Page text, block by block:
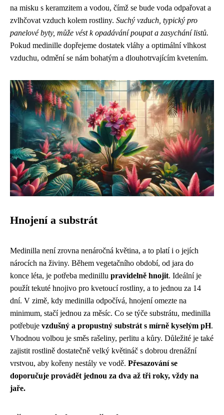
na misku s keramzitem a vodou, čímž se bude voda odpařovat a
zvlhčovat vzduch kolem rostliny. Suchý vzduch, typický pro
panelové byty, může vést k opadávání poupat a zasychání listů.
Pokud medinille dopřejeme dostatek vláhy a optimální vlhkost
vzduchu, odmění se nám bohatým a dlouhotrvajícím kvetením.
Hnojení a substrát
Medinilla není zrovna nenáročná květina, a to platí i o jejích
nárocích na živiny. Během vegetačního období, od jara do
konce léta, je potřeba medinillu pravidelně hnojit. Ideální je
použít tekuté hnojivo pro kvetoucí rostliny, a to jednou za 14
dní. V zimě, kdy medinilla odpočívá, hnojení omezte na
minimum, stačí jednou za měsíc. Co se týče substrátu, medinilla
potřebuje vzdušný a propustný substrát s mírně kyselým pH.
Vhodnou volbou je směs rašeliny, perlitu a kůry. Důležité je také
zajistit rostlině dostatečně velký květináč s dobrou drenážní
vrstvou, aby kořeny nestály ve vodě. Přesazování se
doporučuje provádět jednou za dva až tři roky, vždy na
jaře.